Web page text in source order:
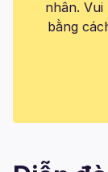
nhân.
bằng